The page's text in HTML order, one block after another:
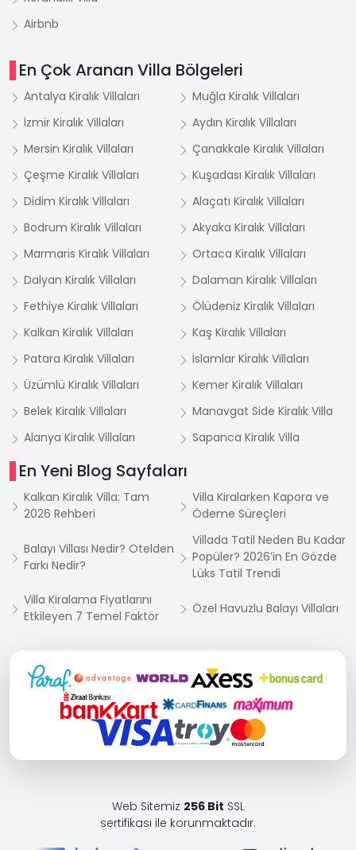
Airbnb
En Çok Aranan Villa Bölgeleri
Antalya Kiralık Villaları
Muğla Kiralık Villaları
İzmir Kiralık Villaları
Aydın Kiralık Villaları
Mersin Kiralık Villaları
Çanakkale Kiralık Villaları
Çeşme Kiralık Villaları
Kuşadası Kiralık Villaları
Didim Kiralık Villaları
Alaçatı Kiralık Villaları
Bodrum Kiralık Villaları
Akyaka Kiralık Villaları
Marmaris Kiralık Villaları
Ortaca Kiralık Villaları
Dalyan Kiralık Villaları
Dalaman Kiralık Villaları
Fethiye Kiralık Villaları
Ölüdeniz Kiralık Villaları
Kalkan Kiralık Villaları
Kaş Kiralık Villaları
Patara Kiralık Villaları
İslamlar Kiralık Villaları
Üzümlü Kiralık Villaları
Kemer Kiralık Villaları
Belek Kiralık Villaları
Manavgat Side Kiralık Villa
Alanya Kiralık Villaları
Sapanca Kiralık Villa
En Yeni Blog Sayfaları
Kalkan Kiralık Villa: Tam
2026 Rehberi
Villa Kiralarken Kapora ve
Ödeme Süreçleri
Balayı Villası Nedir? Otelden
Farkı Nedir?
Villada Tatil Neden Bu Kadar
Popüler? 2026’in En Gözde
Lüks Tatil Trendi
Villa Kiralama Fiyatlarını
Etkileyen 7 Temel Faktör
Özel Havuzlu Balayı Villaları
Web Sitemiz 256 Bit SSL
sertifikası ile korunmaktadır.